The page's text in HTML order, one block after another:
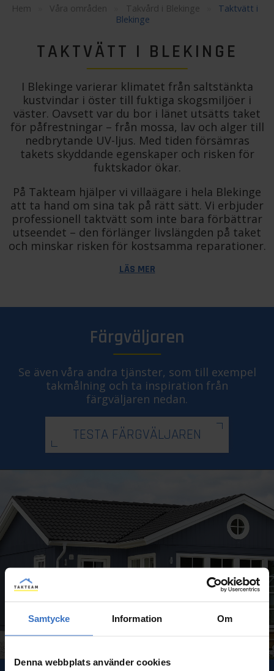
Samtycke Information Om
Denna webbplats använder cookies
Hem Våra områden Takvård i Blekinge
Taktvätt i
Blekinge
TAKTVÄTT I BLEKINGE
I Blekinge varierar klimatet från saltstänkta
kustvindar i öster till fuktiga skogsmiljöer i
väster. Oavsett var du bor i länet utsätts taket
för påfrestningar – från mossa, lav och alger till
nedbrytande UV-ljus. Med tiden försämras
takets skyddande egenskaper och risken för
fuktskador ökar.
På Takteam hjälper vi villaägare i hela Blekinge
att ta hand om sina tak på rätt sätt. Vi erbjuder
professionell taktvätt som inte bara förbättrar
utseendet – den förlänger livslängden på taket
och minskar risken för kostsamma reparationer.
LÄS MER
Färgväljaren
Se även våra andra tjänster, som till exempel
takmålning och ta inspiration från
färgväljaren nedan.
TESTA FÄRGVÄLJAREN